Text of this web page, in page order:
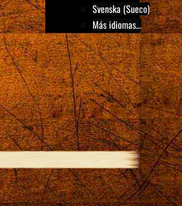
Svenska (Sueco)
Más idiomas...